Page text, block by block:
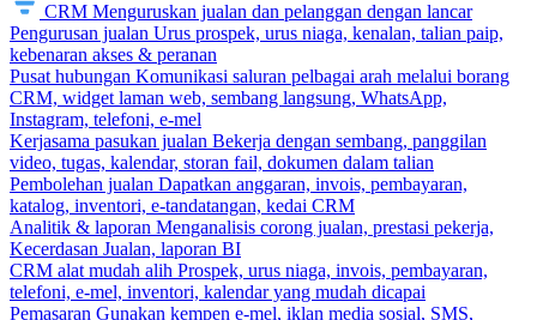
CRM Menguruskan jualan dan pelanggan dengan lancar
Pengurusan jualan Urus prospek, urus niaga, kenalan, talian paip,
kebenaran akses & peranan
Pusat hubungan Komunikasi saluran pelbagai arah melalui borang
CRM, widget laman web, sembang langsung, WhatsApp,
Instagram, telefoni, e-mel
Kerjasama pasukan jualan Bekerja dengan sembang, panggilan
video, tugas, kalendar, storan fail, dokumen dalam talian
Pembolehan jualan Dapatkan anggaran, invois, pembayaran,
katalog, inventori, e-tandatangan, kedai CRM
Analitik & laporan Menganalisis corong jualan, prestasi pekerja,
Kecerdasan Jualan, laporan BI
CRM alat mudah alih Prospek, urus niaga, invois, pembayaran,
telefoni, e-mel, inventori, kalendar yang mudah dicapai
Pemasaran Gunakan kempen e-mel, iklan media sosial, SMS,